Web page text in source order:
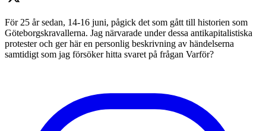
För 25 år sedan, 14-16 juni, pågick det som gått till historien som
Göteborgskravallerna. Jag närvarade under dessa antikapitalistiska
protester och ger här en personlig beskrivning av händelserna
samtidigt som jag försöker hitta svaret på frågan Varför?